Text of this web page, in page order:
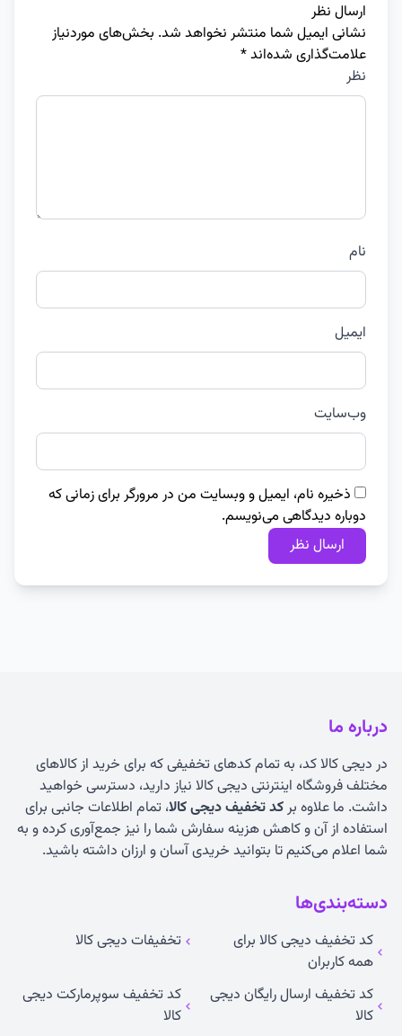
ارسال نظر
نشانی ایمیل شما منتشر نخواهد شد. بخش‌های موردنیاز
علامت‌گذاری شده‌اند*
نظر
نام
ایمیل
وب‌سایت
ذخیره نام، ایمیل و وبسایت من در مرورگر برای زمانی که
دوباره دیدگاهی می‌نویسم.
درباره ما
در دیجی کالا کد، به تمام کدهای تخفیفی که برای خرید از کالاهای
مختلف فروشگاه اینترنتی دیجی کالا نیاز دارید، دسترسی خواهید
داشت. ما علاوه برکد تخفیف دیجی کالا، تمام اطلاعات جانبی برای
استفاده از آن و کاهش هزینه سفارش شما را نیز جمع‌آوری کرده و به
شما اعلام می‌کنیم تا بتوانید خریدی آسان و ارزان داشته باشید.
دسته‌بندی‌ها
کد تخفیف دیجی کالا برای
همه کاربران
تخفیفات دیجی کالا
کد تخفیف ارسال رایگان دیجی
کالا
کد تخفیف سوپرمارکت دیجی
کالا